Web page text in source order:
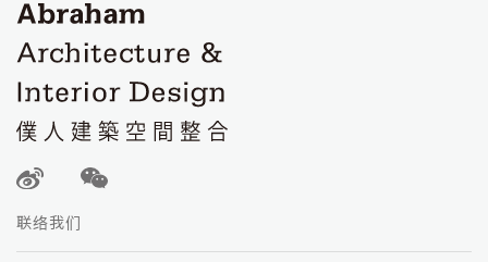
联络我们